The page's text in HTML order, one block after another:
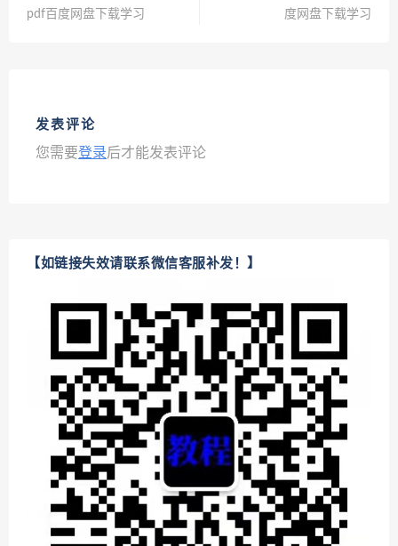
pdf百度网盘下载学习
度网盘下载学习
发表评论
您需要登录后才能发表评论
【如链接失效请联系微信客服补发！】